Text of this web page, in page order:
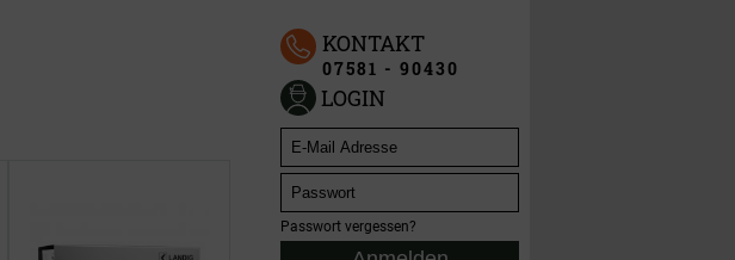
KONTAKT
07581 - 90430
LOGIN
Passwort vergessen?